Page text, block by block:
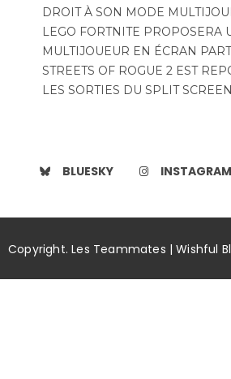
DROIT À SON MODE
LEGO FORTNITE PROPOSERA
MULTIJOUEUR EN ÉCRAN
STREETS OF ROGUE 2 EST
LES SORTIES DU SPLIT
BLUESKY INSTAGRAM
Copyright. Les Teammates | Wishful